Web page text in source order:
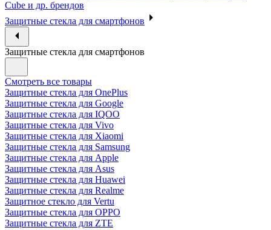
Cube и др. брендов
Защитные стекла для смартфонов
Защитные стекла для смартфонов
Смотреть все товары
Защитные стекла для OnePlus
Защитные стекла для Google
Защитные стекла для IQOO
Защитные стекла для Vivo
Защитные стекла для Xiaomi
Защитные стекла для Samsung
Защитные стекла для Apple
Защитные стекла для Asus
Защитные стекла для Huawei
Защитные стекла для Realme
Защитное стекло для Vertu
Защитные стекла для OPPO
Защитные стекла для ZTE